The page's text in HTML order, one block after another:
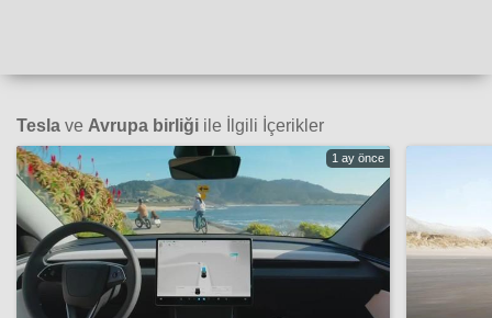
Tesla ve Avrupa birliği ile İlgili İçerikler
1 ay önce